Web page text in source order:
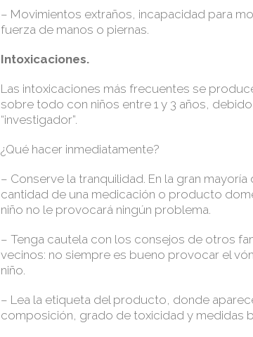
– Movimientos extraños, incapacidad para
fuerza de manos o piernas.
Intoxicaciones.
Las intoxicaciones más frecuentes se
sobre todo con niños entre 1 y 3 años, debido
“investigador”.
¿Qué hacer inmediatamente?
– Conserve la tranquilidad. En la gran
cantidad de una medicación o producto
niño no le provocará ningún problema.
– Tenga cautela con los consejos de otros
vecinos: no siempre es bueno provocar el
niño.
– Lea la etiqueta del producto, donde
composición, grado de toxicidad y medidas